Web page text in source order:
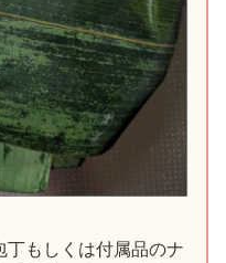
丁もしくは付属品のナ